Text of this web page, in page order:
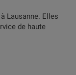
Lausanne. Elles
de haute